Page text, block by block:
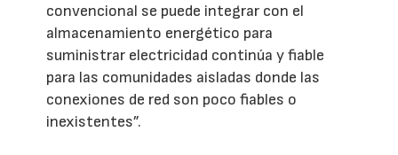
convencional se puede integrar con el
almacenamiento energético para
suministrar electricidad continúa y fiable
para las comunidades aisladas donde las
conexiones de red son poco fiables o
inexistentes”.